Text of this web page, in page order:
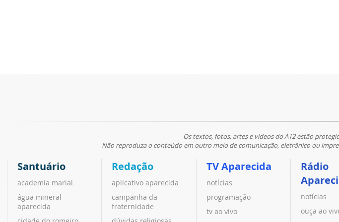
Os textos, fotos, artes e vídeos do A12 estão
Não reproduza o conteúdo em outro meio de comunicação, eletrônico ou
Santuário
academia marial
água mineral
aparecida
Redação
aplicativo aparecida
campanha da
fraternidade
TV Aparecida
notícias
programação
tv ao vivo
Rádio
notícias
ouça ao